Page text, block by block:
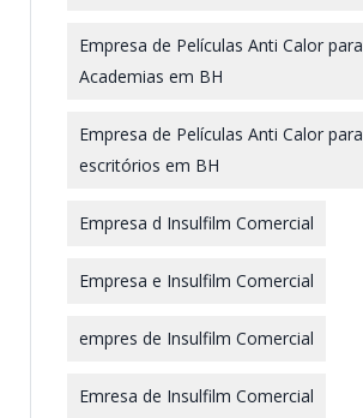
Empresa de Películas Anti Calor para
Academias em BH
Empresa de Películas Anti Calor para
escritórios em BH
Empresa d Insulfilm Comercial
Empresa e Insulfilm Comercial
empres de Insulfilm Comercial
Emresa de Insulfilm Comercial